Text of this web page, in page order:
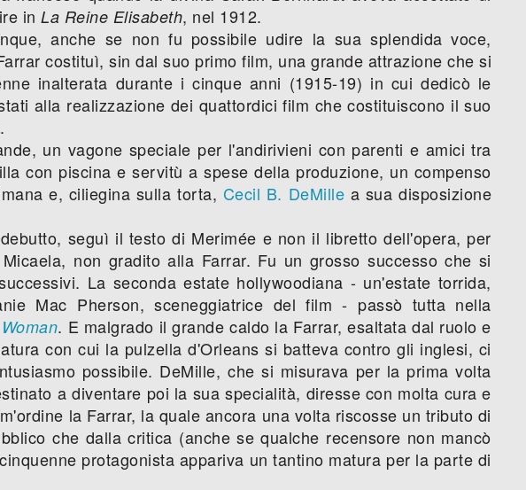
in La Reine Elisabeth, nel 1912.
anche se non fu possibile udire la sua splendida voce,
costituì, sin dal suo primo film, una grande attrazione che si
inalterata durante i cinque anni (1915-19) in cui dedicò le
alla realizzazione dei quattordici film che costituiscono il suo
un vagone speciale per l'andirivieni con parenti e amici tra
con piscina e servitù a spese della produzione, un compenso
e, ciliegina sulla torta, Cecil B. DeMille a sua disposizione
seguì il testo di Merimée e non il libretto dell'opera, per
non gradito alla Farrar. Fu un grosso successo che si
La seconda estate hollywoodiana - un'estate torrida,
Mac Pherson, sceneggiatrice del film - passò tutta nella
. E malgrado il grande caldo la Farrar, esaltata dal ruolo e
con cui la pulzella d'Orleans si batteva contro gli inglesi, ci
possibile. DeMille, che si misurava per la prima volta
a diventare poi la sua specialità, diresse con molta cura e
la Farrar, la quale ancora una volta riscosse un tributo di
che dalla critica (anche se qualche recensore non mancò
protagonista appariva un tantino matura per la parte di